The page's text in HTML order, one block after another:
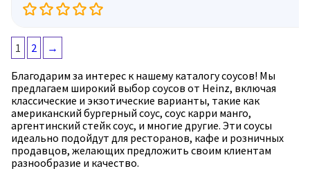
1 2
→
Благодарим за интерес к нашему каталогу соусов! Мы
предлагаем широкий выбор соусов от Heinz, включая
классические и экзотические варианты, такие как
американский бургерный соус, соус карри манго,
аргентинский стейк соус, и многие другие. Эти соусы
идеально подойдут для ресторанов, кафе и розничных
продавцов, желающих предложить своим клиентам
разнообразие и качество.